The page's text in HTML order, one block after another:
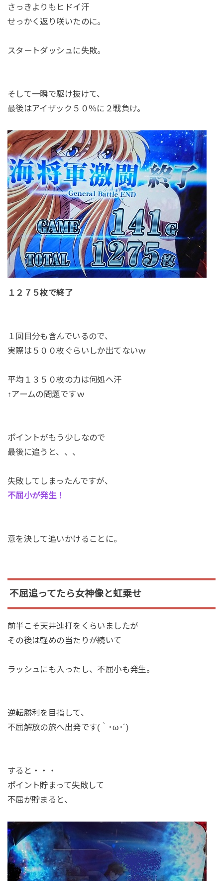
さっきよりもヒドイ汗
せっかく返り咲いたのに。
スタートダッシュに失敗。
そして一瞬で駆け抜けて、
最後はアイザック５０％に２戦負け。
１２７５枚で終了
１回目分も含んでいるので、
実際は５００枚ぐらいしか出てないｗ
平均１３５０枚の力は何処へ汗
↑アームの問題ですｗ
ポイントがもう少しなので
最後に追うと、、、
失敗してしまったんですが、
不屈小が発生！
意を決して追いかけることに。
不屈追ってたら女神像と虹乗せ
前半こそ天井連打をくらいましたが
その後は軽めの当たりが続いて
ラッシュにも入ったし、不屈小も発生。
逆転勝利を目指して、
不屈解放の旅へ出発です(｀･ω･´)
すると・・・
ポイント貯まって失敗して
不屈が貯まると、